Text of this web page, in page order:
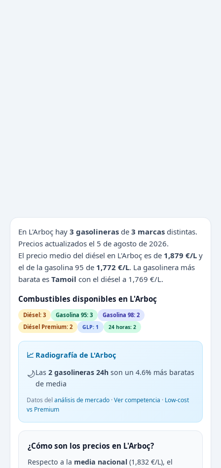
En L'Arboç hay 3 gasolineras de 3 marcas distintas.
Precios actualizados el 5 de agosto de 2026.
El precio medio del diésel en L'Arboç es de 1,879 €/L y
el de la gasolina 95 de 1,772 €/L. La gasolinera más
barata es Tamoil con el diésel a 1,769 €/L.
Combustibles disponibles en L'Arboç
Diésel: 3 Gasolina 95: 3
Gasolina 98: 2
Diésel Premium: 2
GLP: 1 24 horas: 2
📈 Radiografía de L'Arboç
🌙Las 2 gasolineras 24h son un 4.6% más baratas
de media
Datos del análisis de mercado ·Ver competencia · Low-cost
vs Premium
¿Cómo son los precios en L'Arboç?
Respecto a la media nacional (1,832 €/L), el